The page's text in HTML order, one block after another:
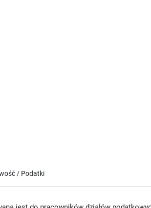
/ Podatki